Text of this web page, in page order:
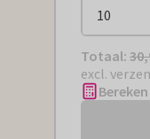
Totaal: €
Totaal:
excl.